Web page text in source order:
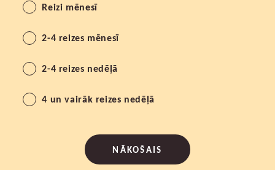
Reizi mēnesī
2-4 reizes mēnesī
2-4 reizes nedēļā
4 un vairāk reizes nedēļā
NĀKOŠAIS